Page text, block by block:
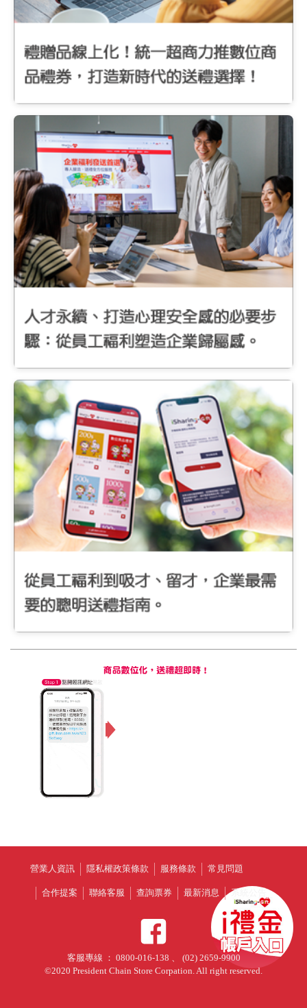
營業人資訊 隱私權政策條款 服務條款 常見問題
合作提案 聯絡客服 查詢票券 最新消息 系統公告
客服專線 ： 0800-016-138 、 (02) 2659-9900
©2020 President Chain Store Corpation. All right reserved.